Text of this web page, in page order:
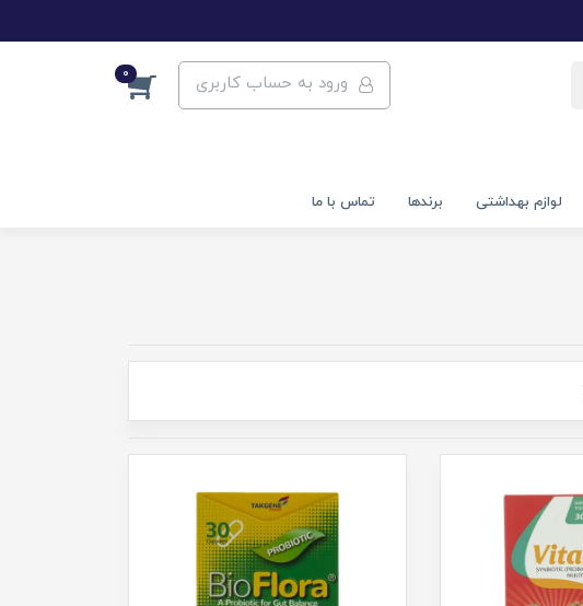
ورود به حساب کاربری 0
لوازم بهداشتی برندها تماس با ما